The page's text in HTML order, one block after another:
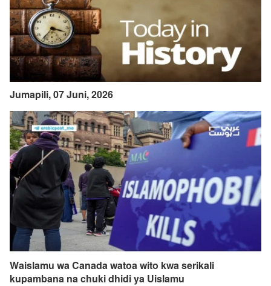
Jumapili, 07 Juni, 2026
Waislamu wa Canada watoa wito kwa serikali
kupambana na chuki dhidi ya Uislamu